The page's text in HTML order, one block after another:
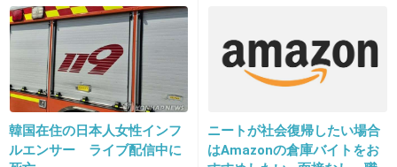
2014/08/10(日) 09:25:57
ミタパンの鼻が苦手
のでしょうか？
韓国在住の日本人女性インフ
ルエンサー ライブ配信中に
ニートが社会復帰したい場合
はAmazonの倉庫バイトをお